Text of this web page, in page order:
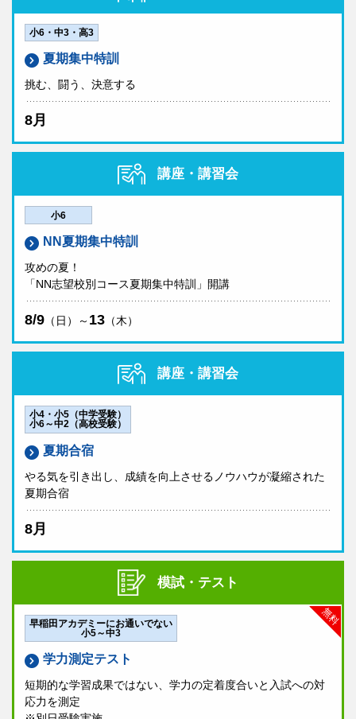
小6・中3・高3
夏期集中特訓
挑む、闘う、決意する
8月
講座・講習会
小6
NN夏期集中特訓
攻めの夏！
「NN志望校別コース夏期集中特訓」開講
8/9 （日）～ 13 （木）
講座・講習会
小4・小5（中学受験）
小6～中2（高校受験）
夏期合宿
やる気を引き出し、成績を向上させるノウハウが凝縮された
夏期合宿
8月
模試・テスト
無料
早稲田アカデミーにお通いでない
小5～中3
学力測定テスト
短期的な学習成果ではない、学力の定着度合いと入試への対
応力を測定